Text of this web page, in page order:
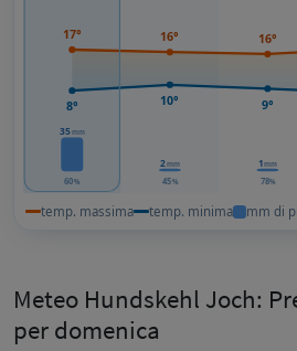
35mm
60%
2mm
45%
1mm
78%
17°
8°
16°
10°
16°
9°
temp. massima temp. minima mm di
Meteo Hundskehl Joch:
per domenica